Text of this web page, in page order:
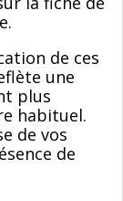
de ces
une
plus
habituel.
de vos
de